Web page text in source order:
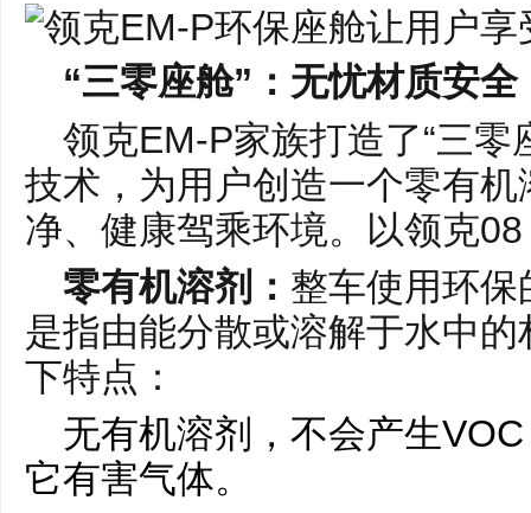
“三零座舱”：无忧材质安
领克EM-P家族打造了“三零
技术，为用户创造一个零有
净、健康驾乘环境。以领克
零有机溶剂： 整车使用环
是指由能分散或溶解于水中
下特点：
无有机溶剂，不会产生
它有害气体。